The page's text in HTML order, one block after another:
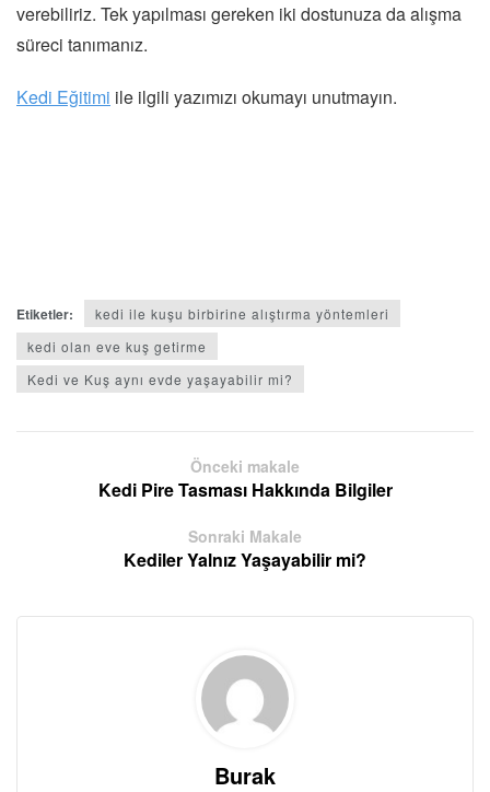
verebiliriz. Tek yapılması gereken iki dostunuza da alışma
süreci tanımanız.
Kedi Eğitimi ile ilgili yazımızı okumayı unutmayın.
Etiketler:
kedi ile kuşu birbirine alıştırma yöntemleri
kedi olan eve kuş getirme
Kedi ve Kuş aynı evde yaşayabilir mi?
Önceki makale
Kedi Pire Tasması Hakkında Bilgiler
Sonraki Makale
Kediler Yalnız Yaşayabilir mi?
Burak